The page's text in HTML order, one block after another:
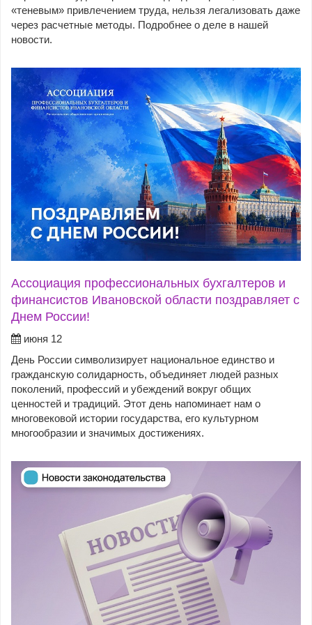
«теневым» привлечением труда, нельзя легализовать даже
через расчетные методы. Подробнее о деле в нашей
новости.
Ассоциация профессиональных бухгалтеров и
финансистов Ивановской области поздравляет с
Днем России!
июня 12
День России символизирует национальное единство и
гражданскую солидарность, объединяет людей разных
поколений, профессий и убеждений вокруг общих
ценностей и традиций. Этот день напоминает нам о
многовековой истории государства, его культурном
многообразии и значимых достижениях.